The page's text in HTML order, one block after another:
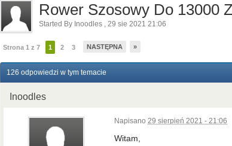
Rower Szosowy Do 13000
Started By Inoodles , 29 sie 2021 21:06
Strona 1 z 7 1 2 3 NASTĘPNA »
126 odpowiedzi w tym temacie
Inoodles
Napisano 29 sierpień 2021 - 21:06
Witam,